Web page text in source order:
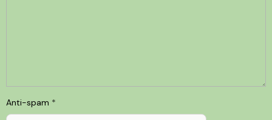
Anti-spam